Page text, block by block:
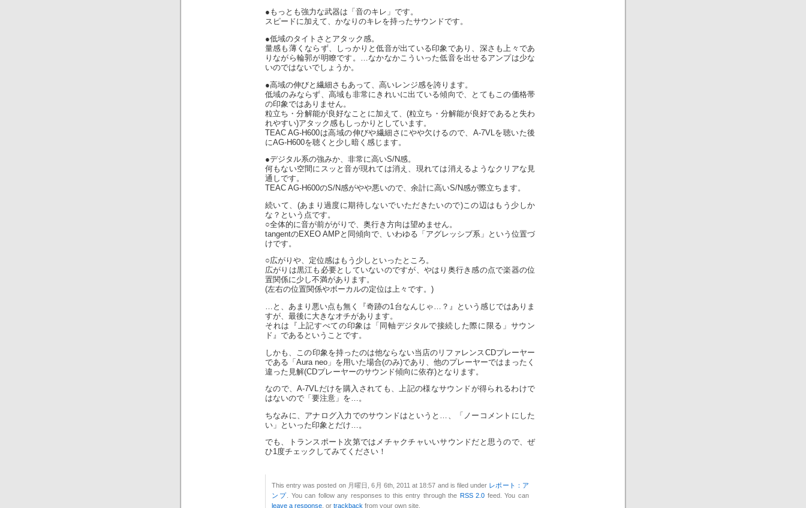
●もっとも強力な武器は「音のキレ」です。
スピードに加えて、かなりのキレを持ったサウンドです。
●低域のタイトさとアタック感。
量感も薄くならず、しっかりと低音が出ている印象であり、深さも上々であ
りながら輪郭が明瞭です。…なかなかこういった低音を出せるアンプは少な
いのではないでしょうか。
●高域の伸びと繊細さもあって、高いレンジ感を誇ります。
低域のみならず、高域も非常にきれいに出ている傾向で、とてもこの価格帯
の印象ではありません。
粒立ち・分解能が良好なことに加えて、(粒立ち・分解能が良好であると失わ
れやすい)アタック感もしっかりとしています。
TEAC AG-H600は高域の伸びや繊細さにやや欠けるので、A-7VLを聴いた後
にAG-H600を聴くと少し暗く感じます。
●デジタル系の強みか、非常に高いS/N感。
何もない空間にスッと音が現れては消え、現れては消えるようなクリアな見
通しです。
TEAC AG-H600のS/N感がやや悪いので、余計に高いS/N感が際立ちます。
続いて、(あまり過度に期待しないでいただきたいので)この辺はもう少しか
な？という点です。
○全体的に音が前ががりで、奥行き方向は望めません。
tangentのEXEO AMPと同傾向で、いわゆる「アグレッシブ系」という位置づ
けです。
○広がりや、定位感はもう少しといったところ。
広がりは黒江も必要としていないのですが、やはり奥行き感の点で楽器の位
置関係に少し不満があります。
(左右の位置関係やボーカルの定位は上々です。)
…と、あまり悪い点も無く『奇跡の1台なんじゃ…？』という感じではありま
すが、最後に大きなオチがあります。
それは『上記すべての印象は「同軸デジタルで接続した際に限る」サウン
ド』であるということです。
しかも、この印象を持ったのは他ならない当店のリファレンスCDプレーヤー
である「Aura neo」を用いた場合(のみ)であり、他のプレーヤーではまったく
違った見解(CDプレーヤーのサウンド傾向に依存)となります。
なので、A-7VLだけを購入されても、上記の様なサウンドが得られるわけで
はないので「要注意」を…。
ちなみに、アナログ入力でのサウンドはというと…、「ノーコメントにした
い」といった印象とだけ…。
でも、トランスポート次第ではメチャクチャいいサウンドだと思うので、ぜ
ひ1度チェックしてみてください！
This entry was posted on 月曜日, 6月 6th, 2011 at 18:57 and is filed under レポート：ア
ンプ . You can follow any responses to this entry through the RSS 2.0 feed. You can
leave a response , or trackback from your own site.